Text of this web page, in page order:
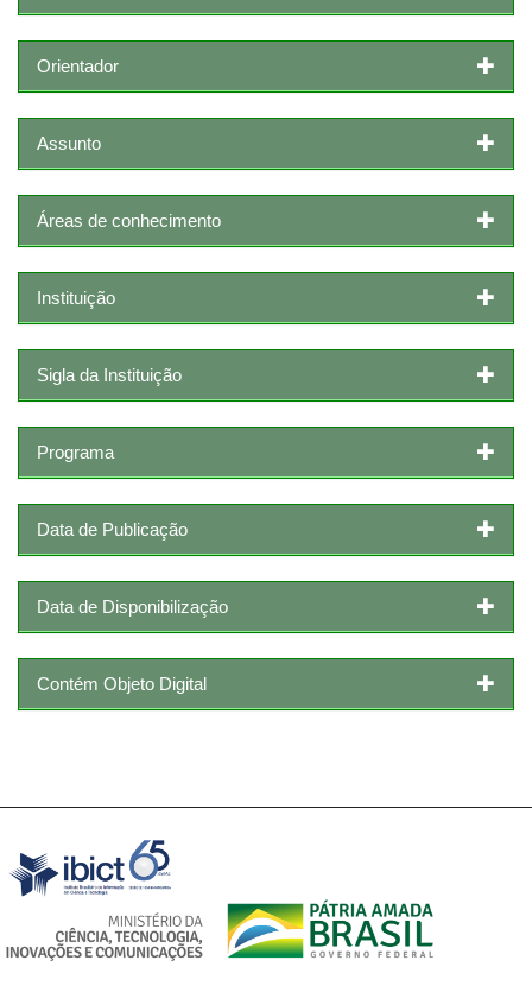
Orientador
Assunto
Áreas de conhecimento
Instituição
Sigla da Instituição
Programa
Data de Publicação
Data de Disponibilização
Contém Objeto Digital